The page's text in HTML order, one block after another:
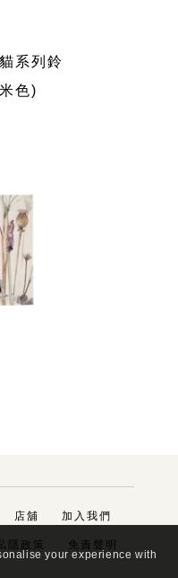
系列鈴
色)
店舖 加入我們
隱政策
免責聲明
your experience with